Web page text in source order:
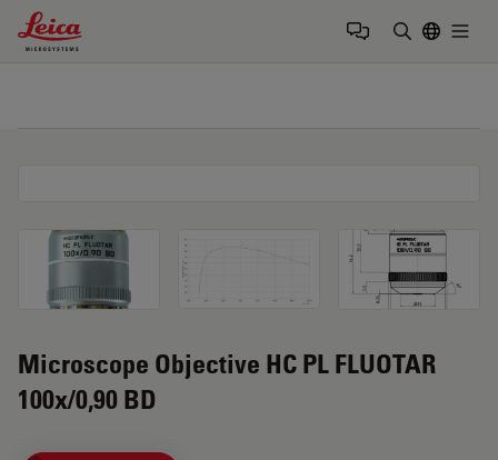
Leica Microsystems Logo
Microscope Objective HC PL FLUOTAR
100x/0,90 BD